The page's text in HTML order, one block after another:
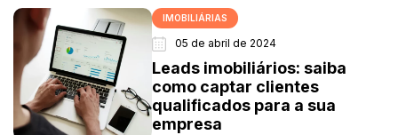
IMOBILIÁRIAS
05 de abril de 2024
Leads imobiliários: saiba
como captar clientes
qualificados para a sua
empresa